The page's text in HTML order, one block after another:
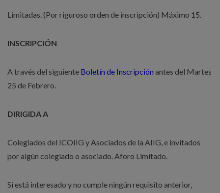
Limitadas. (Por riguroso orden de inscripción) Máximo 15.
INSCRIPCIÓN
A través del siguiente Boletín de Inscripción antes del Martes
25 de Febrero.
DIRIGIDA A
Colegiados del ICOIIG y Asociados de la AIIG, e invitados
por algún colegiado o asociado. Aforo Limitado.
Si está interesado y no cumple ningún requisito anterior,